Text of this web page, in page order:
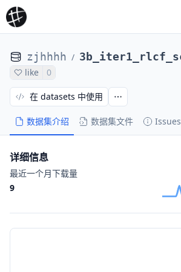
zjhhhh /
like 0
数据集介绍 数据集文件 Issues
在 datasets 中使用
详细信息
最近一个月下载量
9